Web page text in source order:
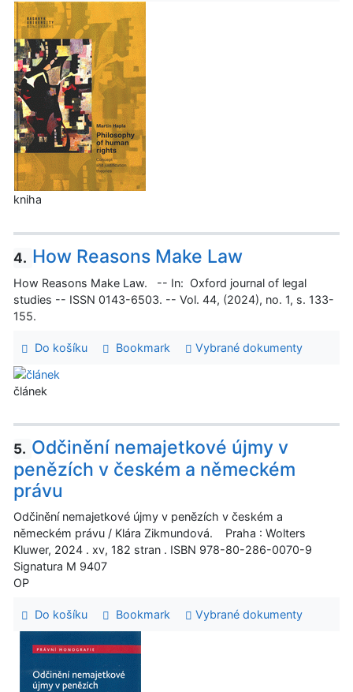
kniha
4. How Reasons Make Law
How Reasons Make Law. -- In: Oxford journal of legal
studies -- ISSN 0143-6503. -- Vol. 44, (2024), no. 1, s. 133-
155.
Do košíku Bookmark Vybrané dokumenty
článek
5. Odčinění nemajetkové újmy v
penězích v českém a německém
právu
Odčinění nemajetkové újmy v penězích v českém a
německém právu / Klára Zikmundová. Praha : Wolters
Kluwer, 2024 . xv, 182 stran . ISBN 978-80-286-0070-9
Signatura M 9407
OP
Do košíku Bookmark Vybrané dokumenty